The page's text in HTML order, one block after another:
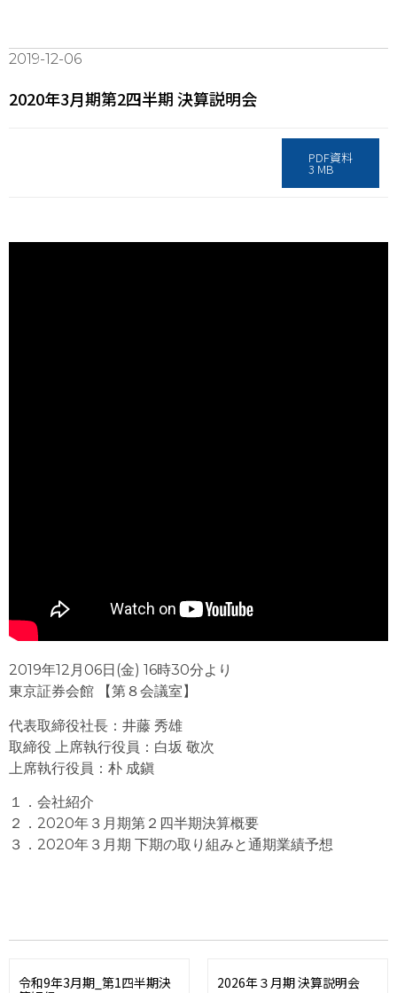
2019-12-06
2020年3月期第2四半期 決算説明会
PDF資料
3 MB
2019年12月06日(金) 16時30分より
東京証券会館 【第８会議室】
代表取締役社長：井藤 秀雄
取締役 上席執行役員：白坂 敬次
上席執行役員：朴 成鎭
１．会社紹介
２．2020年３月期第２四半期決算概要
３．2020年３月期 下期の取り組みと通期業績予想
令和9年3月期_第1四半期決
2026年３月期 決算説明会